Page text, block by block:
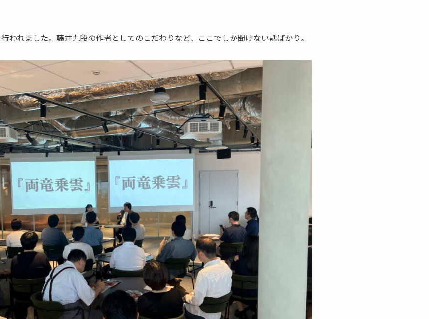
われました。藤井九段の作者としてのこだわりなど、ここでしか聞けない話ばかり。